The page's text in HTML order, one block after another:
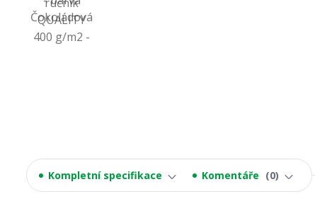
Kompletní specifikace Komentáře 0